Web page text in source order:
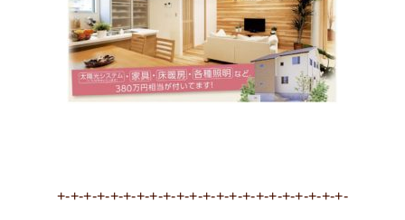
+-+-+-+-+-+-+-+-+-+-+-+-+-+-+-+-+-+-+-+-+-+-